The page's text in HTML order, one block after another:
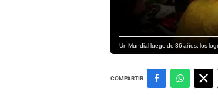
Un Mundial luego de 36 años: los
COMPARTIR